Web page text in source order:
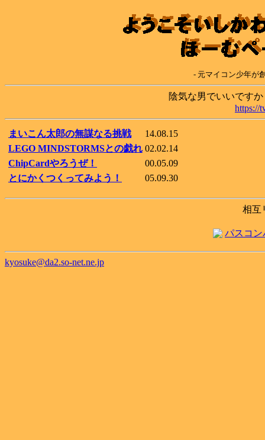
- 元マイコン少年が
陰気な男でいいです
https://
まいこん太郎の無謀なる挑戦
14.08.15
LEGO MINDSTORMSとの戯れ 02.02.14
ChipCardやろうぜ！
00.05.09
とにかくつくってみよう！
05.09.30
相互
パスコン
kyosuke@da2.so-net.ne.jp